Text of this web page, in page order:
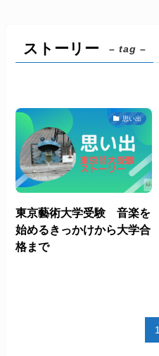
ストーリー – tag –
思い出
東京藝術大学受験 音楽を
始めるきっかけから大学合
格まで
1